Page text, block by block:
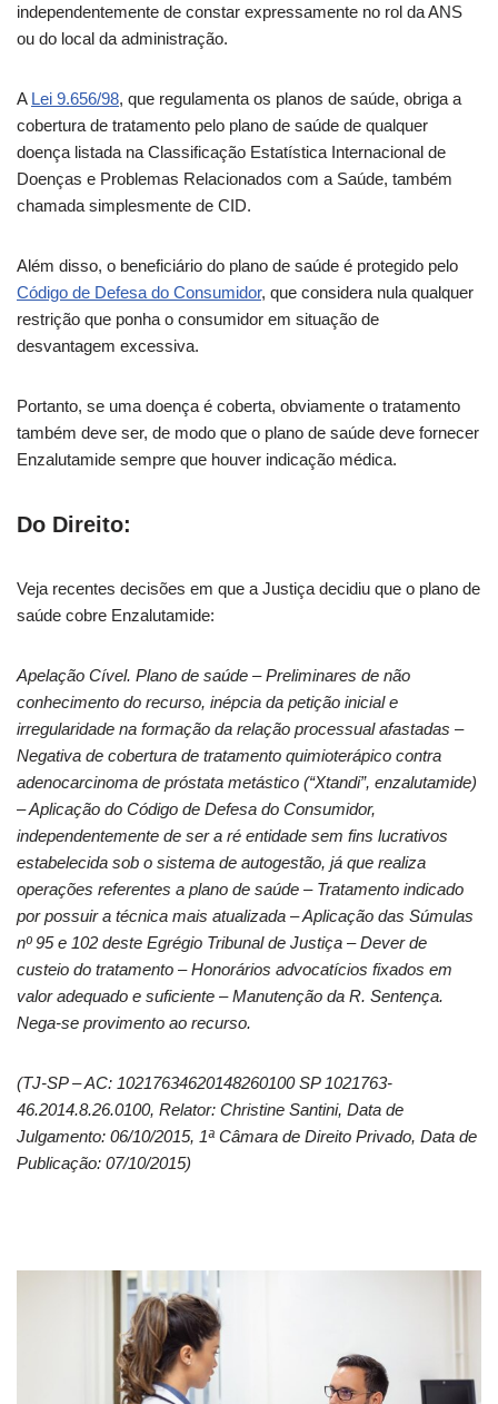
independentemente de constar expressamente no rol da ANS
ou do local da administração.
A Lei 9.656/98, que regulamenta os planos de saúde, obriga a
cobertura de tratamento pelo plano de saúde de qualquer
doença listada na Classificação Estatística Internacional de
Doenças e Problemas Relacionados com a Saúde, também
chamada simplesmente de CID.
Além disso, o beneficiário do plano de saúde é protegido pelo
Código de Defesa do Consumidor, que considera nula qualquer
restrição que ponha o consumidor em situação de
desvantagem excessiva.
Portanto, se uma doença é coberta, obviamente o tratamento
também deve ser, de modo que o plano de saúde deve fornecer
Enzalutamide sempre que houver indicação médica.
Do Direito:
Veja recentes decisões em que a Justiça decidiu que o plano de
saúde cobre Enzalutamide:
Apelação Cível. Plano de saúde – Preliminares de não
conhecimento do recurso, inépcia da petição inicial e
irregularidade na formação da relação processual afastadas –
Negativa de cobertura de tratamento quimioterápico contra
adenocarcinoma de próstata metástico (“Xtandi”, enzalutamide)
– Aplicação do Código de Defesa do Consumidor,
independentemente de ser a ré entidade sem fins lucrativos
estabelecida sob o sistema de autogestão, já que realiza
operações referentes a plano de saúde – Tratamento indicado
por possuir a técnica mais atualizada – Aplicação das Súmulas
nº 95 e 102 deste Egrégio Tribunal de Justiça – Dever de
custeio do tratamento – Honorários advocatícios fixados em
valor adequado e suficiente – Manutenção da R. Sentença.
Nega-se provimento ao recurso.
(TJ-SP – AC: 10217634620148260100 SP 1021763-
46.2014.8.26.0100, Relator: Christine Santini, Data de
Julgamento: 06/10/2015, 1ª Câmara de Direito Privado, Data de
Publicação: 07/10/2015)